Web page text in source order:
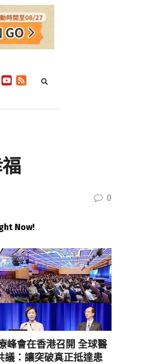
0
Now!
峰會在香港召開 全球醫
議：讓突破真正抵達患